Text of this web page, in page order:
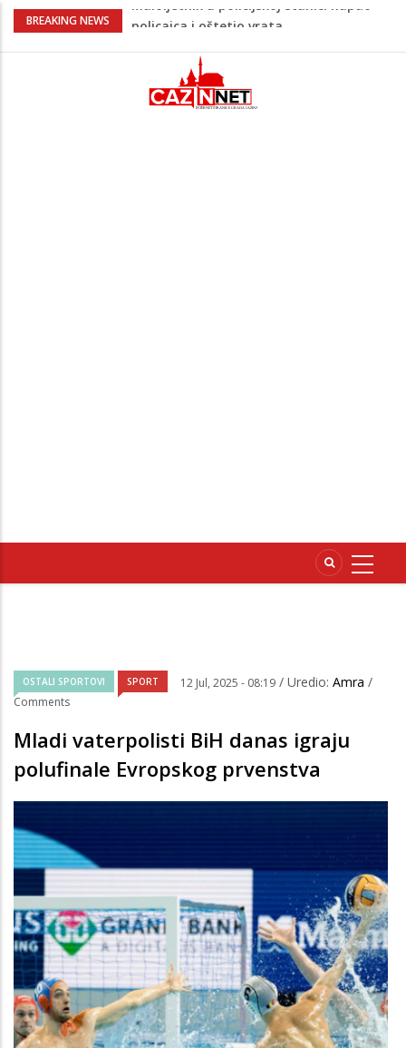
BREAKING NEWS
Razmišljate koji automobil kupiti? Nova
Potvrda i iz kluba: Dženan Pejčinović
pravi veliki transfer za 25 miliona eura
Psihijatrica: Ovo je greška koju većina
OSTALI SPORTOVI SPORT 12 Jul, 2025 - 08:19 / Uredio: Amra /
Comments
Mladi vaterpolisti BiH danas igraju
polufinale Evropskog prvenstva